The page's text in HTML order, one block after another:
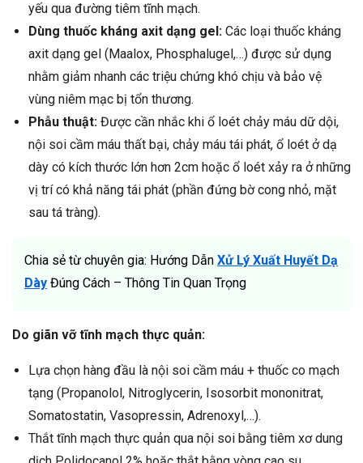
yếu qua đường tiêm tĩnh mạch.
Dùng thuốc kháng axit dạng gel: Các loại thuốc kháng
axit dạng gel (Maalox, Phosphalugel,…) được sử dụng
nhằm giảm nhanh các triệu chứng khó chịu và bảo vệ
vùng niêm mạc bị tổn thương.
Phẫu thuật: Được cần nhắc khi ổ loét chảy máu dữ dội,
nội soi cầm máu thất bại, chảy máu tái phát, ổ loét ở dạ
dày có kích thước lớn hơn 2cm hoặc ổ loét xảy ra ở những
vị trí có khả năng tái phát (phần đứng bờ cong nhỏ, mặt
sau tá tràng).
Chia sẻ từ chuyên gia: Hướng Dẫn Xử Lý Xuất Huyết Dạ
Dày Đúng Cách – Thông Tin Quan Trọng
Do giãn vỡ tĩnh mạch thực quản:
Lựa chọn hàng đầu là nội soi cầm máu + thuốc co mạch
tạng (Propanolol, Nitroglycerin, Isosorbit mononitrat,
Somatostatin, Vasopressin, Adrenoxyl,…).
Thắt tĩnh mạch thực quản qua nội soi bằng tiêm xơ dung